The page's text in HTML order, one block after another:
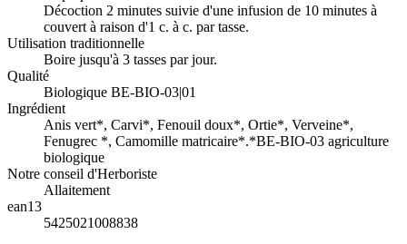
Décoction 2 minutes suivie d'une infusion de 10 minutes à
couvert à raison d'1 c. à c. par tasse.
Utilisation traditionnelle
Boire jusqu'à 3 tasses par jour.
Qualité
Biologique BE-BIO-03|01
Ingrédient
Anis vert*, Carvi*, Fenouil doux*, Ortie*, Verveine*,
Fenugrec *, Camomille matricaire*.*BE-BIO-03 agriculture
biologique
Notre conseil d'Herboriste
Allaitement
ean13
5425021008838